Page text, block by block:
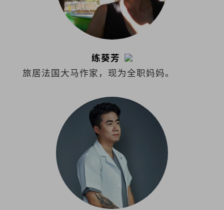
练葵芳
旅居法国大马作家，现为全职妈妈。